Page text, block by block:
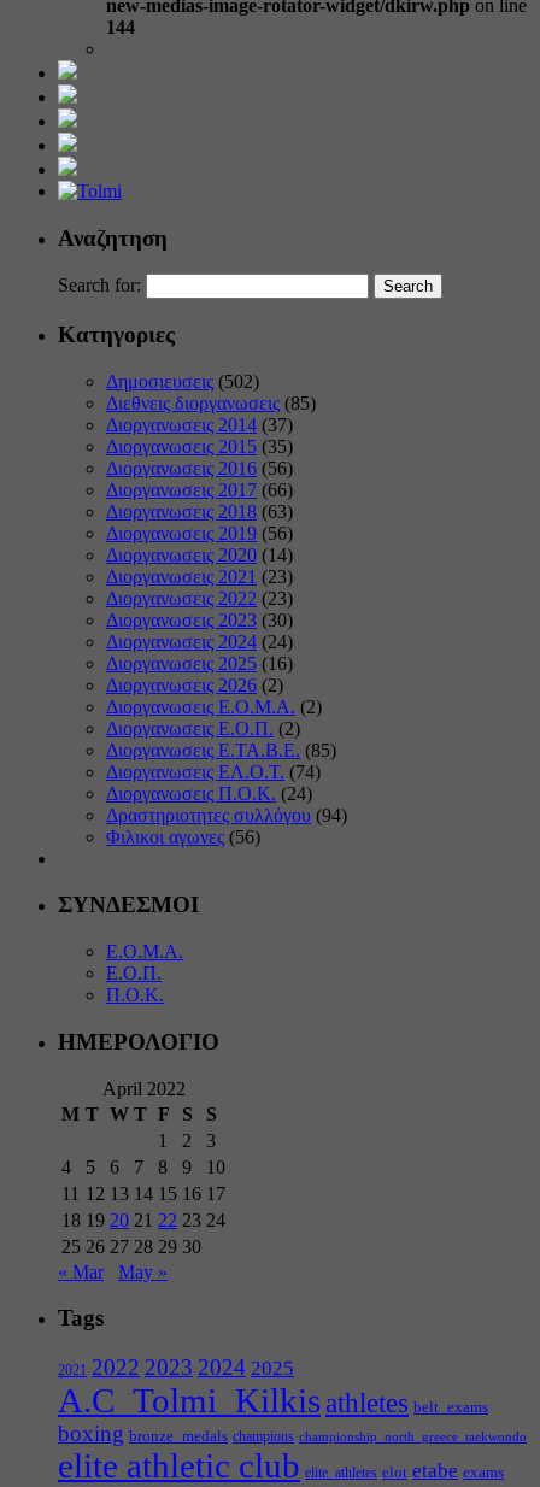
new-medias-image-rotator-widget/dkirw.php on line
144
Αναζητηση
Search for:
Κατηγοριες
Δημοσιευσεις (502)
Διεθνεις διοργανωσεις (85)
Διοργανωσεις 2014 (37)
Διοργανωσεις 2015 (35)
Διοργανωσεις 2016 (56)
Διοργανωσεις 2017 (66)
Διοργανωσεις 2018 (63)
Διοργανωσεις 2019 (56)
Διοργανωσεις 2020 (14)
Διοργανωσεις 2021 (23)
Διοργανωσεις 2022 (23)
Διοργανωσεις 2023 (30)
Διοργανωσεις 2024 (24)
Διοργανωσεις 2025 (16)
Διοργανωσεις 2026 (2)
Διοργανωσεις Ε.Ο.Μ.Α. (2)
Διοργανωσεις Ε.Ο.Π. (2)
Διοργανωσεις Ε.ΤΑ.Β.Ε. (85)
Διοργανωσεις ΕΛ.Ο.Τ. (74)
Διοργανωσεις Π.Ο.Κ. (24)
Δραστηριοτητες συλλόγου (94)
Φιλικοι αγωνες (56)
ΣΥΝΔΕΣΜΟΙ
Ε.Ο.Μ.Α.
Ε.Ο.Π.
Π.Ο.Κ.
ΗΜΕΡΟΛΟΓΙΟ
April 2022
M T W T F S
S
1
2
3
4
5 6 7 8 9
10
11 12 13 14 15 16 17
18 19 20 21 22 23 24
25 26 27 28 29 30
« Mar
May »
Tags
2021 2022 2023 2024 2025
A.C_Tolmi_Kilkis athletes belt_exams
boxing bronze_medals champions championship_north_greece_taekwondo
elite athletic club elite_athletes elot etabe exams